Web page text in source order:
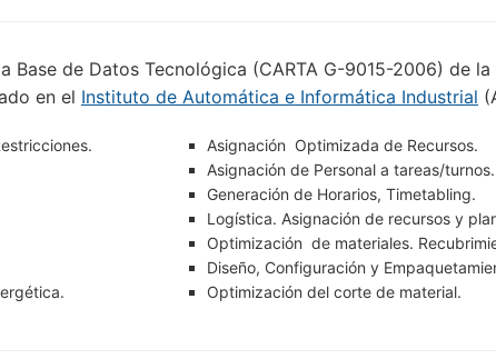
Base de Datos Tecnológica (CARTA G-9015-2006) de la
en el Instituto de Automática e Informática Industrial
Asignación Optimizada de Recursos.
Asignación de Personal a tareas/turnos.
Generación de Horarios, Timetabling.
Logística. Asignación de recursos y
Optimización de materiales.
Diseño, Configuración y
Optimización del corte de material.